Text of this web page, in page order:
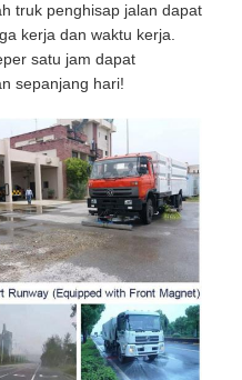
truk penghisap jalan dapat
kerja dan waktu kerja.
satu jam dapat
sepanjang hari!